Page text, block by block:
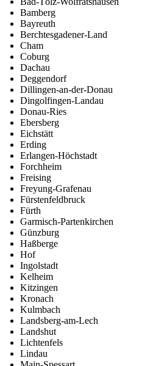
Bamberg
Bayreuth
Berchtesgadener-Land
Cham
Coburg
Dachau
Deggendorf
Dillingen-an-der-Donau
Dingolfingen-Landau
Donau-Ries
Ebersberg
Eichstätt
Erding
Erlangen-Höchstadt
Forchheim
Freising
Freyung-Grafenau
Fürstenfeldbruck
Fürth
Garmisch-Partenkirchen
Günzburg
Haßberge
Hof
Ingolstadt
Kelheim
Kitzingen
Kronach
Kulmbach
Landsberg-am-Lech
Landshut
Lichtenfels
Lindau